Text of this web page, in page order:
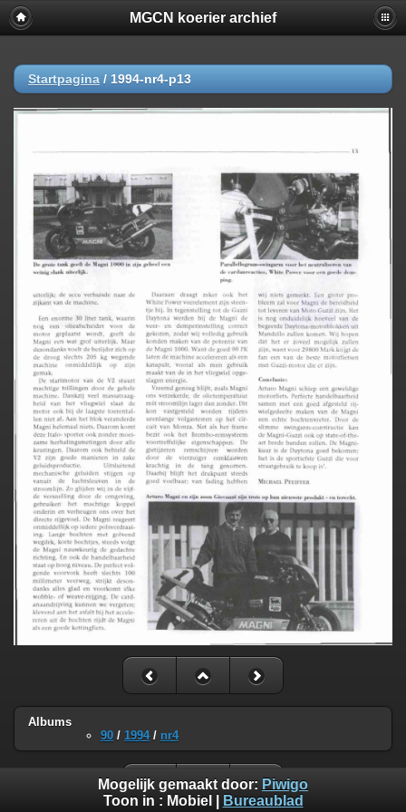
MGCN koerier archief
Startpagina / 1994-nr4-p13
Albums
90 / 1994/ nr4
Mogelijk gemaakt door: Piwigo
Toon in : Mobiel Bureaublad